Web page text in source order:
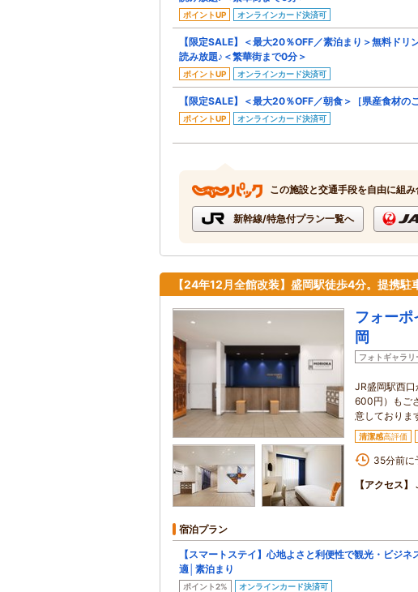
ポイントUP オンラインカード決済可
【限定SALE】＜最大20％OFF／素泊まり＞無料ド
読み放題♪＜繁華街まで0分＞
ポイントUP オンラインカード決済可
【限定SALE】＜最大20％OFF／朝食＞［県産食材の
ポイントUP オンラインカード決済可
この施設と交通手段を自由に組
新幹線/特急付プラン一覧へ
【24年12月全館改装】盛岡駅徒歩4分。提携駐
フォー
岡
フォトギャラリ
JR盛岡駅西
600円）もご
意しておりま
清潔感高評価
35分前に
【アクセス】
宿泊プラン
【スマートステイ】心地よさと利便性で観光・ビジ
適│素泊まり
ポイント2% オンラインカード決済可